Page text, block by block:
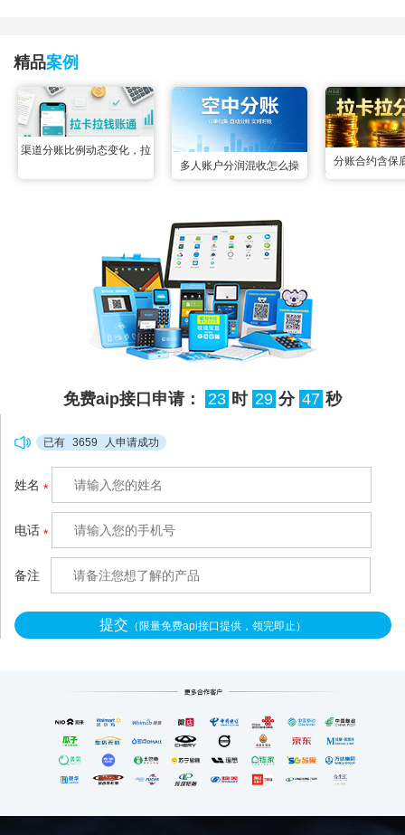
精品案例
渠道分账比例动态变化，拉
卡拉钱账通配置变更实时生
多人账户分润混收怎么操
很多联营场景里都遇到过多
账户资金混收的难题：一笔
订单的收款账户同时绑定了
3个以上分润方，所有资金
先全部归集到一起，事后根
本分不清哪部分属于谁，人
很容易出现分错、漏分的情
卡拉空中分账
轻量化适配，不用复杂的系
统改造，3秒就能把混在一
分账合约含保
免费aip接口申请： 23 时 29 分 47 秒
已有 3659 人申请成功
姓名 *
电话 *
备注
提交 （限量免费api接口提供，领完即止）